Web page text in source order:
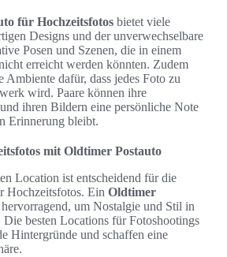
für Hochzeitsfotos bietet viele
Designs und der unverwechselbare
Posen und Szenen, die in einem
erreicht werden könnten. Zudem
Ambiente dafür, dass jedes Foto zu
wird. Paare können ihre
ihren Bildern eine persönliche Note
Erinnerung bleibt.
mit Oldtimer Postauto
Location ist entscheidend für die
Hochzeitsfotos. Ein Oldtimer
um Nostalgie und Stil in
besten Locations für Fotoshootings
Hintergründe und schaffen eine